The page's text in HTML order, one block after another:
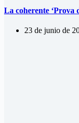
La coherente ‘Prova
23 de junio de